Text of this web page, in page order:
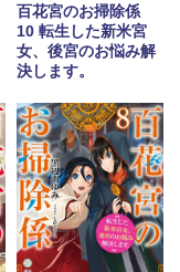
百花宮のお掃除係
10 転生した新米宮
女、後宮のお悩み解
決します。